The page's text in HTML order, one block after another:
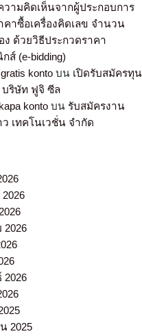
วามคิดเห็นจากผู้ประกอบการ
คาซื้อเครื่องคิดเลข จำนวน
อง ด้วยวิธีประกวดราคา
ส์ (e-bidding)
konto บน เปิดรับสมัครทุน
บริษัท ฟูจิ ซีล
konto บน รับสมัครงาน
เทคโนเวชั่น จำกัด
2025